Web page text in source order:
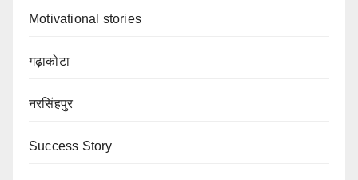
Motivational stories
गढ़ाकोटा
नरसिंहपुर
Success Story